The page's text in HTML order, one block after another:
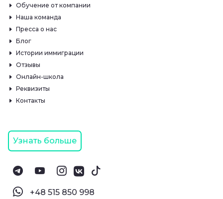
Обучение от компании
Наша команда
Пресса о нас
Блог
Истории иммиграции
Отзывы
Онлайн-школа
Реквизиты
Контакты
Узнать больше
‪+48 515 850 998‬